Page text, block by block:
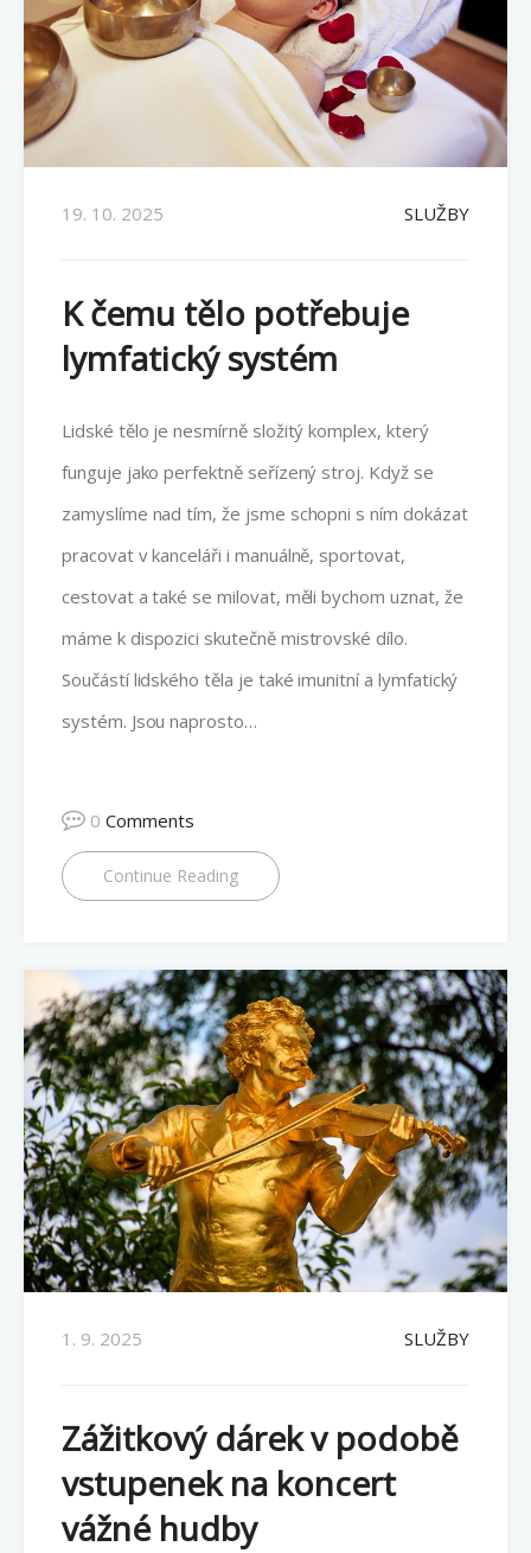
19. 10. 2025 SLUŽBY
K čemu tělo potřebuje
lymfatický systém
Lidské tělo je nesmírně složitý komplex, který
funguje jako perfektně seřízený stroj. Když se
zamyslíme nad tím, že jsme schopni s ním dokázat
pracovat v kanceláři i manuálně, sportovat,
cestovat a také se milovat, měli bychom uznat, že
máme k dispozici skutečně mistrovské dílo.
Součástí lidského těla je také imunitní a lymfatický
systém. Jsou naprosto…
0 Comments
Continue Reading
1. 9. 2025 SLUŽBY
Zážitkový dárek v podobě
vstupenek na koncert
vážné hudby